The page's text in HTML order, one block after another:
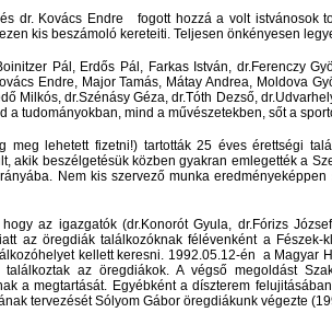
dr. Kovács Endre fogott hozzá a volt istvánosok
kis beszámoló kereteiti. Teljesen önkényesen
Pál, Erdős Pál, Farkas István, dr.Ferenczy
Endre, Major Tamás, Mátay Andrea, Moldova
Milkós, dr.Szénásy Géza, dr.Tóth Dezső,
tudományokban, mind a művészetekben, sőt a
lehetett fizetni!) tartották 25 éves érettségi
akik beszélgetésük közben gyakran emlegették a
Nem kis szervező munka
az igazgatók (dr.Konorót Gyula, dr.Fórizs
az öregdiák találkozóknak félévenként a
kellett keresni. 1992.05.12-én a
az öregdiákok. A végső megoldást
a megtartását. Egyébként a díszterem
tervezését Sólyom Gábor öregdiákunk végezte